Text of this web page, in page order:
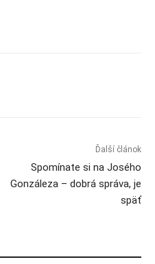
Ďalší článok
Spomínate si na Josého
Gonzáleza – dobrá správa, je
späť